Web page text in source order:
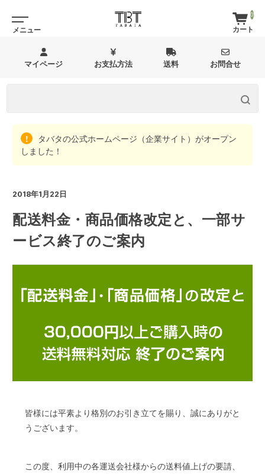
0
マイページ お支払方法 送料 お問合せ
タバタの公式ホームページ（企業サイト）がオープン
しました！
2018年1月22日
配送料金・商品価格改定と、一部サ
ービス終了のご案内
皆様には平素より格別のお引き立てを賜り、誠にありがと
うございます。
この度、利用中の各運送会社様からの送料値上げの要請、